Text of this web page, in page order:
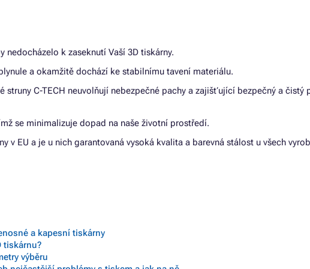
nedocházelo k zaseknutí Vaší 3D tiskárny.
a okamžitě dochází ke stabilnímu tavení materiálu.
struny C-TECH neuvolňují nebezpečné pachy a zajišťující bezpečný a čistý
se minimalizuje dopad na naše životní prostředí.
v EU a je u nich garantovaná vysoká kvalita a barevná stálost u všech
a kapesní tiskárny
tiskárnu?
výběru